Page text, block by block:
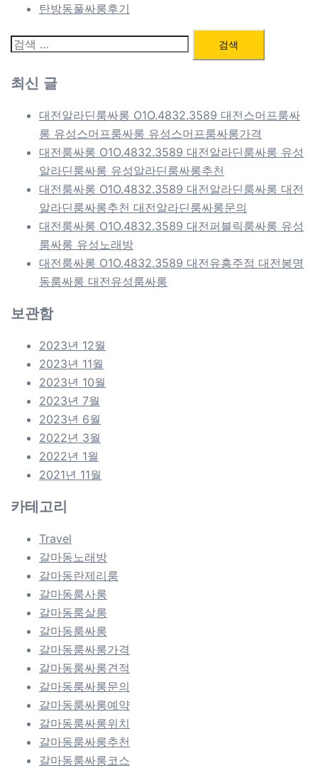
탄방동풀싸롱후기
검
최신 글
대전알라딘룸싸롱 O1O.4832.3589 대전스머프룸싸
롱 유성스머프룸싸롱 유성스머프룸싸롱가격
대전룸싸롱 O1O.4832.3589 대전알라딘룸싸롱 유성
알라딘룸싸롱 유성알라딘룸싸롱추천
대전룸싸롱 O1O.4832.3589 대전알라딘룸싸롱 대전
알라딘룸싸롱추천 대전알라딘룸싸롱문의
대전룸싸롱 O1O.4832.3589 대전퍼블릭룸싸롱 유성
룸싸롱 유성노래방
대전룸싸롱 O1O.4832.3589 대전유흥주점 대전봉명
동룸싸롱 대전유성룸싸롱
보관함
2023년 12월
2023년 11월
2023년 10월
2023년 7월
2023년 6월
2022년 3월
2022년 1월
2021년 11월
카테고리
Travel
갈마동노래방
갈마동란제리룸
갈마동룸사롱
갈마동룸살롱
갈마동룸싸롱
갈마동룸싸롱가격
갈마동룸싸롱견적
갈마동룸싸롱문의
갈마동룸싸롱예약
갈마동룸싸롱위치
갈마동룸싸롱추천
갈마동룸싸롱코스